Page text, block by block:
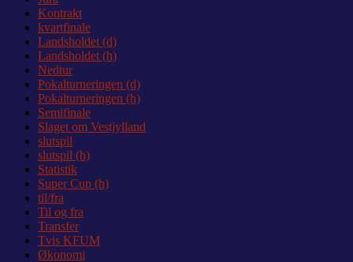
Kontrakt
kvartfinale
Landsholdet (d)
Landsholdet (h)
Nedtur
Pokalturneringen (d)
Pokalturneringen (h)
Semifinale
Slaget om Vestjylland
slutspil
slutspil (h)
Statistik
Super Cup (h)
til/fra
Til og fra
Transfer
Tvis KFUM
Økonomi